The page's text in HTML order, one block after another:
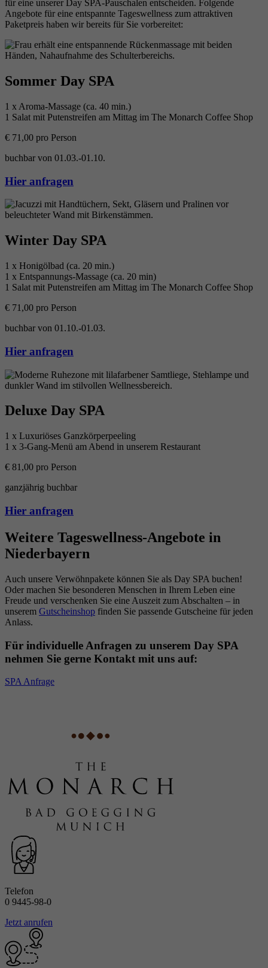
für eine unserer Day SPA-Pauschalen entscheiden. Folgende
Angebote für eine entspannte Tageswellness zum attraktiven
Paketpreis haben wir bereits für Sie vorbereitet:
Sommer Day SPA
1 x Aroma-Massage (ca. 40 min.)
1 Salat mit Putenstreifen am Mittag im The Monarch Coffee Shop
€ 71,00 pro Person
buchbar von 01.03.-01.10.
Hier anfragen
Winter Day SPA
1 x Honigölbad (ca. 20 min.)
1 x Entspannungs-Massage (ca. 20 min)
1 Salat mit Putenstreifen am Mittag im The Monarch Coffee Shop
€ 71,00 pro Person
buchbar von 01.10.-01.03.
Hier anfragen
Deluxe Day SPA
1 x Luxuriöses Ganzkörperpeeling
1 x 3-Gang-Menü am Abend in unserem Restaurant
€ 81,00 pro Person
ganzjährig buchbar
Hier anfragen
Weitere Tageswellness-Angebote in
Niederbayern
Auch unsere Verwöhnpakete können Sie als Day SPA buchen!
Oder machen Sie besonderen Menschen in Ihrem Leben eine
Freude und verschenken Sie eine Auszeit zum Abschalten – in
unserem Gutscheinshop finden Sie passende Gutscheine für jeden
Anlass.
Für individuelle Anfragen zu unserem Day SPA
nehmen Sie gerne Kontakt mit uns auf:
SPA Anfrage
Telefon
0 9445-98-0
Jetzt anrufen